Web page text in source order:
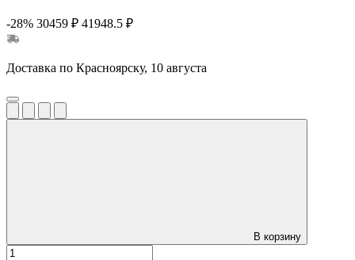
-28% 30459 ₽ 41948.5 ₽
Доставка по Красноярску, 10 августа
В корзину